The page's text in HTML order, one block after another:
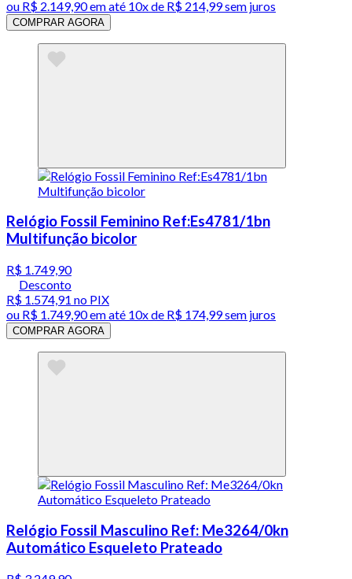
ou R$ 2.149,90em até 10x de R$ 214,99 sem juros
COMPRAR AGORA
Relógio Fossil Feminino Ref:Es4781/1bn
Multifunção bicolor
R$ 1.749,90
Desconto
R$ 1.574,91 no PIX
ou R$ 1.749,90em até 10x de R$ 174,99 sem juros
COMPRAR AGORA
Relógio Fossil Masculino Ref: Me3264/0kn
Automático Esqueleto Prateado